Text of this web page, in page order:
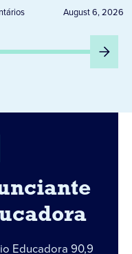
DESTA
August 6, 2026
Educadora 90,9